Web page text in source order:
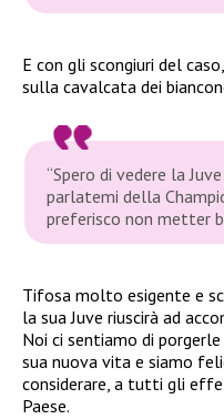
E con gli scongiuri del
sulla cavalcata dei
“Spero di vedere la
parlatemi della
preferisco non metter
Tifosa molto esigente e
la sua Juve riuscirà ad
Noi ci sentiamo di
sua nuova vita e siamo
considerare, a tutti gli
Paese.